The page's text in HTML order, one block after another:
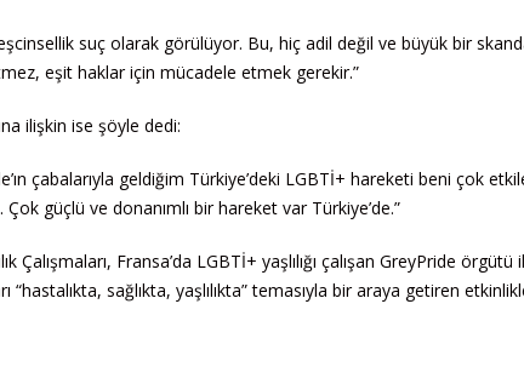
suç olarak görülüyor. Bu, hiç adil değil ve büyük bir
eşit haklar için mücadele etmek gerekir.”
ilişkin ise şöyle dedi:
çabalarıyla geldiğim Türkiye’deki LGBTİ+ hareketi beni çok
güçlü ve donanımlı bir hareket var Türkiye’de.”
Çalışmaları, Fransa’da LGBTİ+ yaşlılığı çalışan GreyPride
“hastalıkta, sağlıkta, yaşlılıkta” temasıyla bir araya getiren